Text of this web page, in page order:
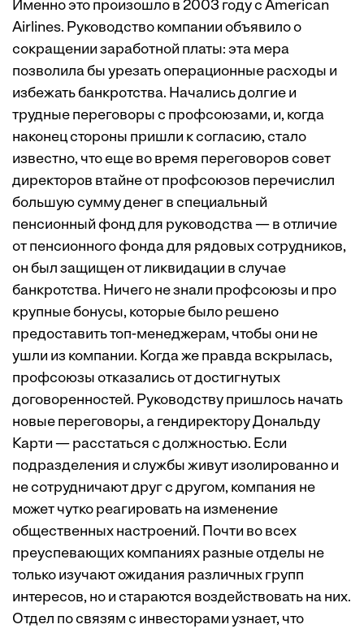
Именно это произошло в 2003 году с American
Airlines. Руководство компании объявило о
сокращении заработной платы: эта мера
позволила бы урезать операционные расходы и
избежать банкротства. Начались долгие и
трудные переговоры с профсоюзами, и, когда
наконец стороны пришли к согласию, стало
известно, что еще во время переговоров совет
директоров втайне от профсоюзов перечислил
большую сумму денег в специальный
пенсионный фонд для руководства — в отличие
от пенсионного фонда для рядовых сотрудников,
он был защищен от ликвидации в случае
банкротства. Ничего не знали профсоюзы и про
крупные бонусы, которые было решено
предоставить топ-менеджерам, чтобы они не
ушли из компании. Когда же правда вскрылась,
профсоюзы отказались от достигнутых
договоренностей. Руководству пришлось начать
новые переговоры, а гендиректору Дональду
Карти — расстаться с должностью. Если
подразделения и службы живут изолированно и
не сотрудничают друг с другом, компания не
может чутко реагировать на изменение
общественных настроений. Почти во всех
преуспевающих компаниях разные отделы не
только изучают ожидания различных групп
интересов, но и стараются воздействовать на них.
Отдел по связям с инвесторами узнает, что